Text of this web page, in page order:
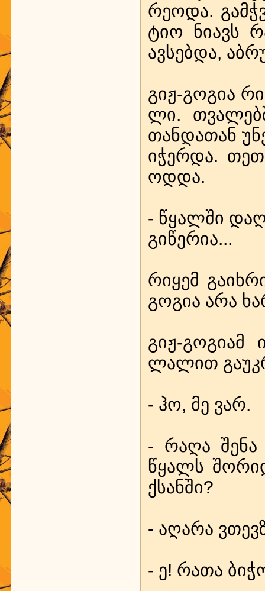
რე­ო­და.
ტიო ნი­ავს
ავ­სებ­და,
გიჟ-გო­გია
ლი.
თან­და­თან
იჭ­ერ­და.
ოდ­და.
- წყალ­ში
გი­წე­რია...
რი­ყემ
გო­გია არა
გიჟ-
ლა­ლით
- ჰო, მე ვარ.
- რა­ღა
წყალს
ქსან­ში?
- აღ­ა­რა
- ე! რა­თა